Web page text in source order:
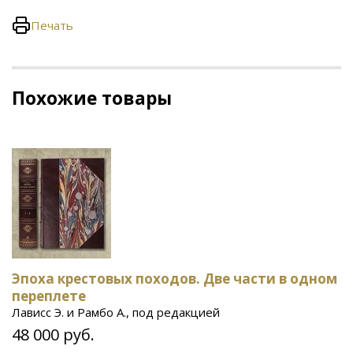
Печать
Похожие товары
Эпоха крестовых походов. Две части в одном
переплете
Лависс Э. и Рамбо А., под редакцией
48 000 руб.